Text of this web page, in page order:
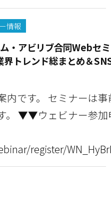
情報や豆知識な...
情報
ム・アビリブ合同Web
トレンド総まとめ＆
内です。 セミナーは
はこ
register/